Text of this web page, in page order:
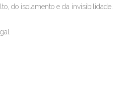
do isolamento e da invisibilidade.